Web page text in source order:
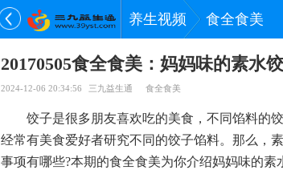
养生视频 食全食美
20170505食全食美：妈妈味的素水饺
2024-12-06 20:34:56 三九益生通 食全食美
饺子是很多朋友喜欢吃的美食，不同馅料的
经常有美食爱好者研究不同的饺子馅料。那么，
事项有哪些?本期的食全食美为你介绍妈妈味的素